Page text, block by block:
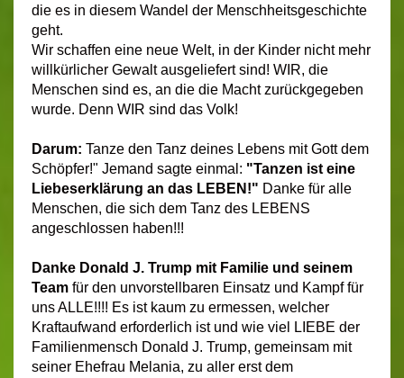
die es in diesem Wandel der Menschheitsgeschichte
geht.
Wir schaffen eine neue Welt, in der Kinder nicht mehr
willkürlicher Gewalt ausgeliefert sind! WIR, die
Menschen sind es, an die die Macht zurückgegeben
wurde. Denn WIR sind das Volk!
Darum: Tanze den Tanz deines Lebens mit Gott dem
Schöpfer!" Jemand sagte einmal: "Tanzen ist eine
Liebeserklärung an das LEBEN!" Danke für alle
Menschen, die sich dem Tanz des LEBENS
angeschlossen haben!!!
Danke Donald J. Trump mit Familie und seinem
Team für den unvorstellbaren Einsatz und Kampf für
uns ALLE!!!! Es ist kaum zu ermessen, welcher
Kraftaufwand erforderlich ist und wie viel LIEBE der
Familienmensch Donald J. Trump, gemeinsam mit
seiner Ehefrau Melania, zu aller erst dem